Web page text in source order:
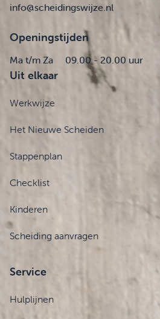
info@scheidingswijze.nl
Openingstijden
Ma t/m Za 09.00 - 20.00 uur
Uit elkaar
Werkwijze
Het Nieuwe Scheiden
Stappenplan
Checklist
Kinderen
Scheiding aanvragen
Service
Hulplijnen